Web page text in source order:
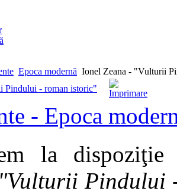
Epoca modernă Ionel Zeana - "Vulturii
Pindului - roman istoric"
- Epoca
la